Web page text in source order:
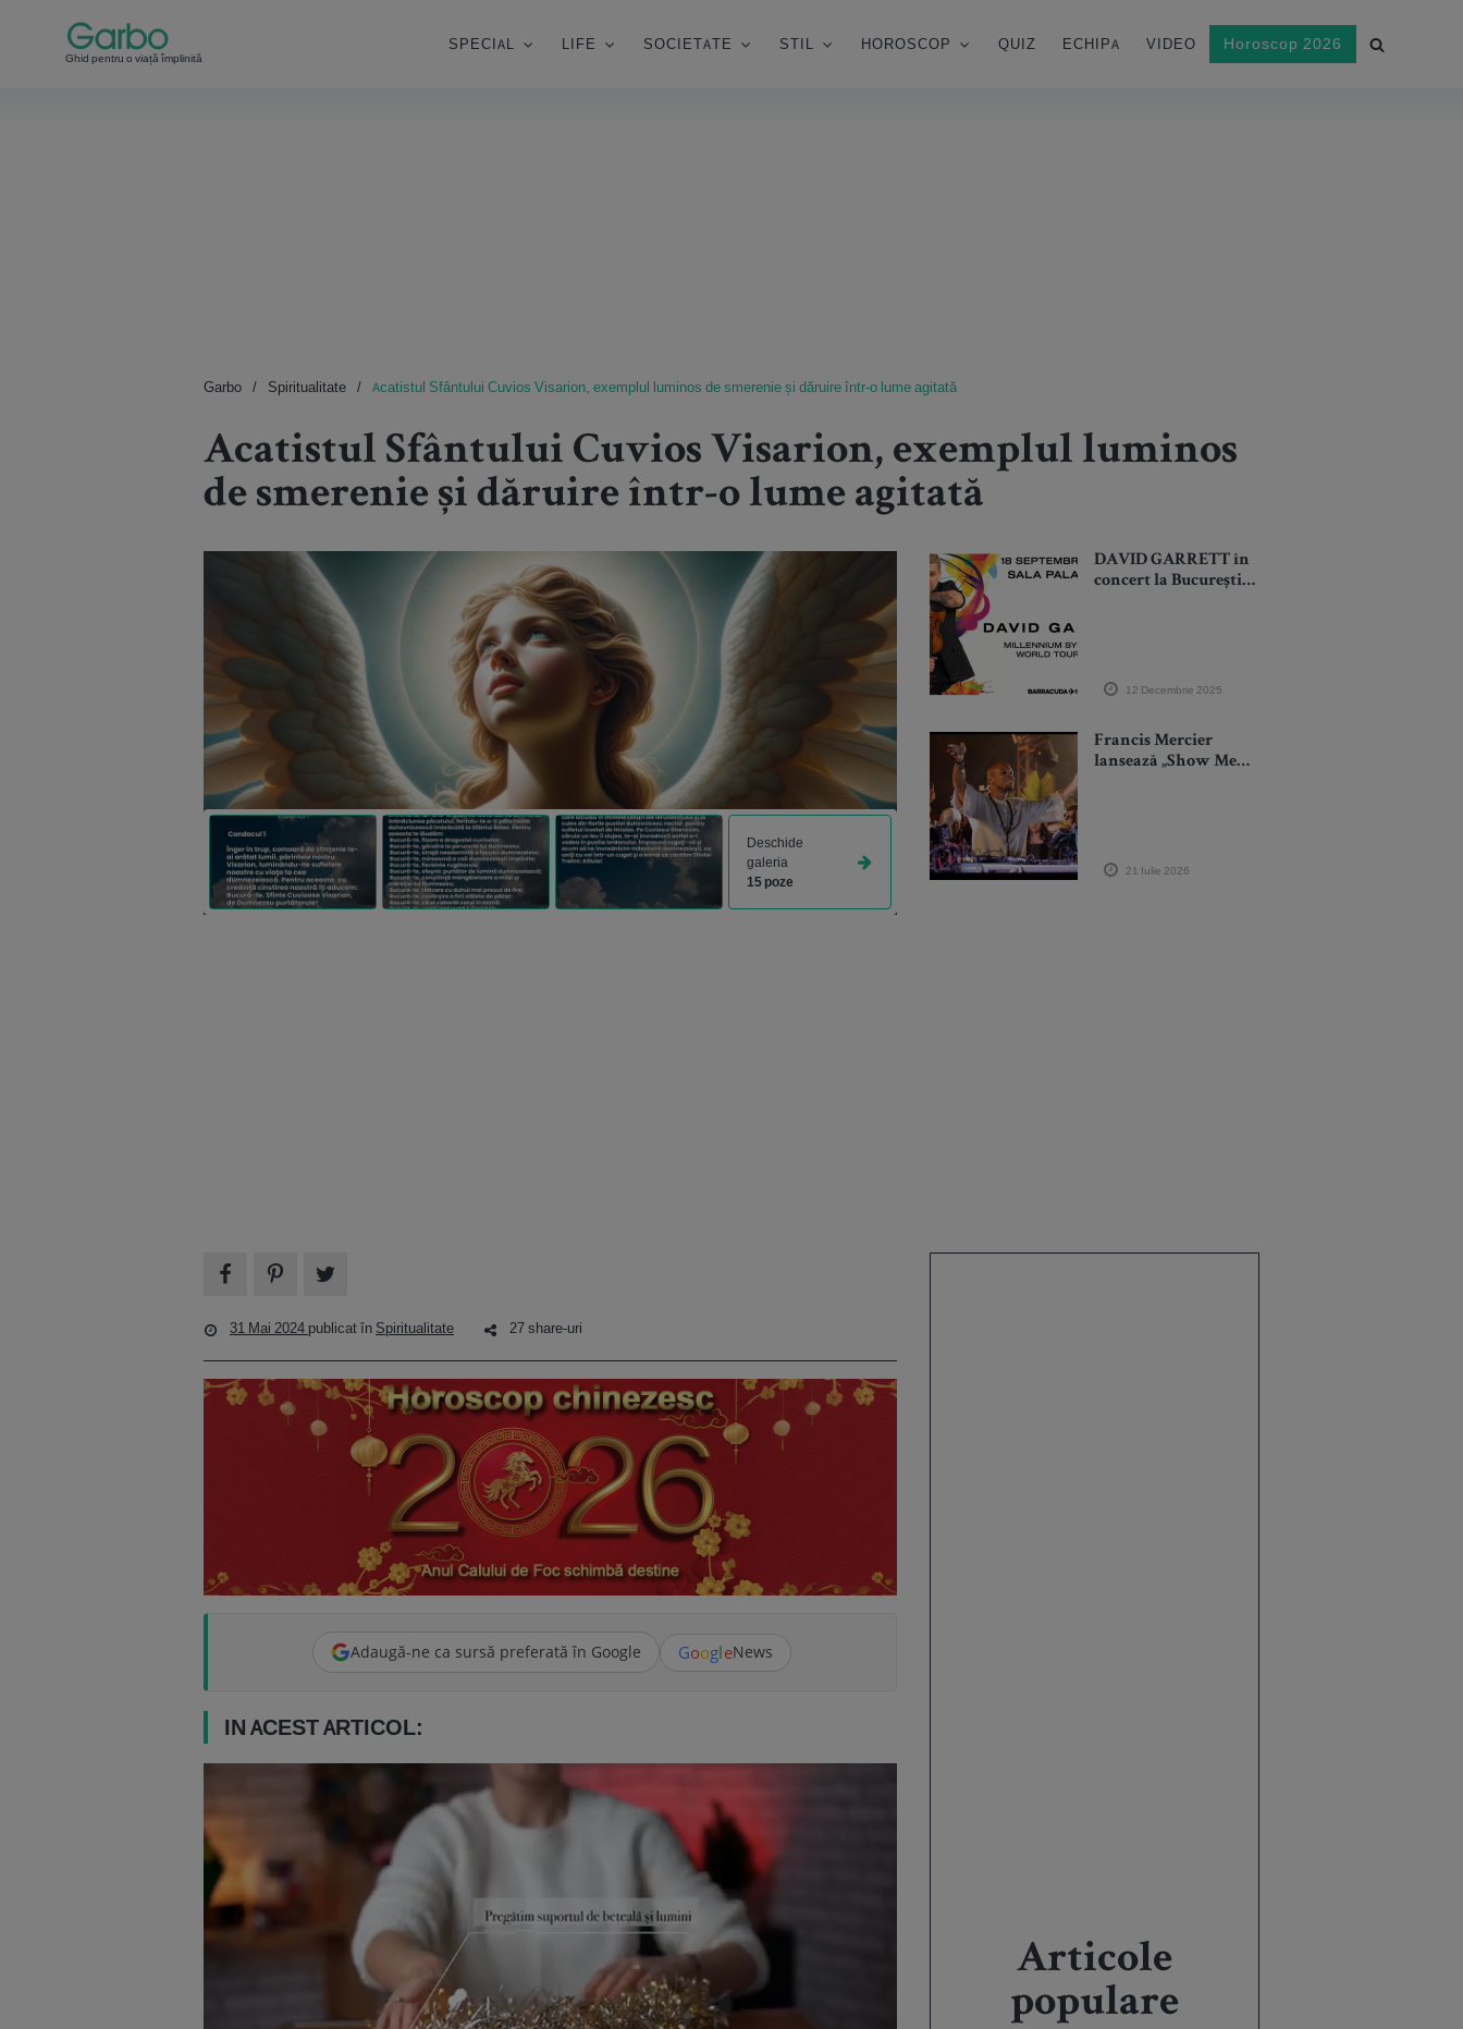
Ghid pentru o viață împlinită
SPECIAL LIFE SOCIETATE STIL HOROSCOP QUIZ ECHIPA VIDEO Horoscop 2026
Garbo Spiritualitate Acatistul Sfântului Cuvios Visarion, exemplul luminos de smerenie și dăruire într-o lume agitată
Acatistul Sfântului Cuvios Visarion, exemplul luminos
de smerenie și dăruire într-o lume agitată
Deschide
galeria
15 poze
DAVID GARRETT în
concert la București
12 Decembrie 2025
Francis Mercier
lansează „Show Me
Robin S.
21 Iulie 2026
31 Mai 2024 publicat în Spiritualitate 27 share-uri
Adaugă-ne ca sursă preferată în Google GoogleNews
IN ACEST ARTICOL:
Articole
populare